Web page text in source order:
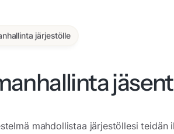
järjestölle
mahdollistaa järjestöllesi teidän